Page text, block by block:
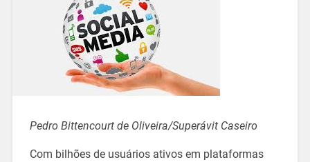
Pedro Bittencourt de Oliveira/Superávit Caseiro
Com bilhões de usuários ativos em plataformas